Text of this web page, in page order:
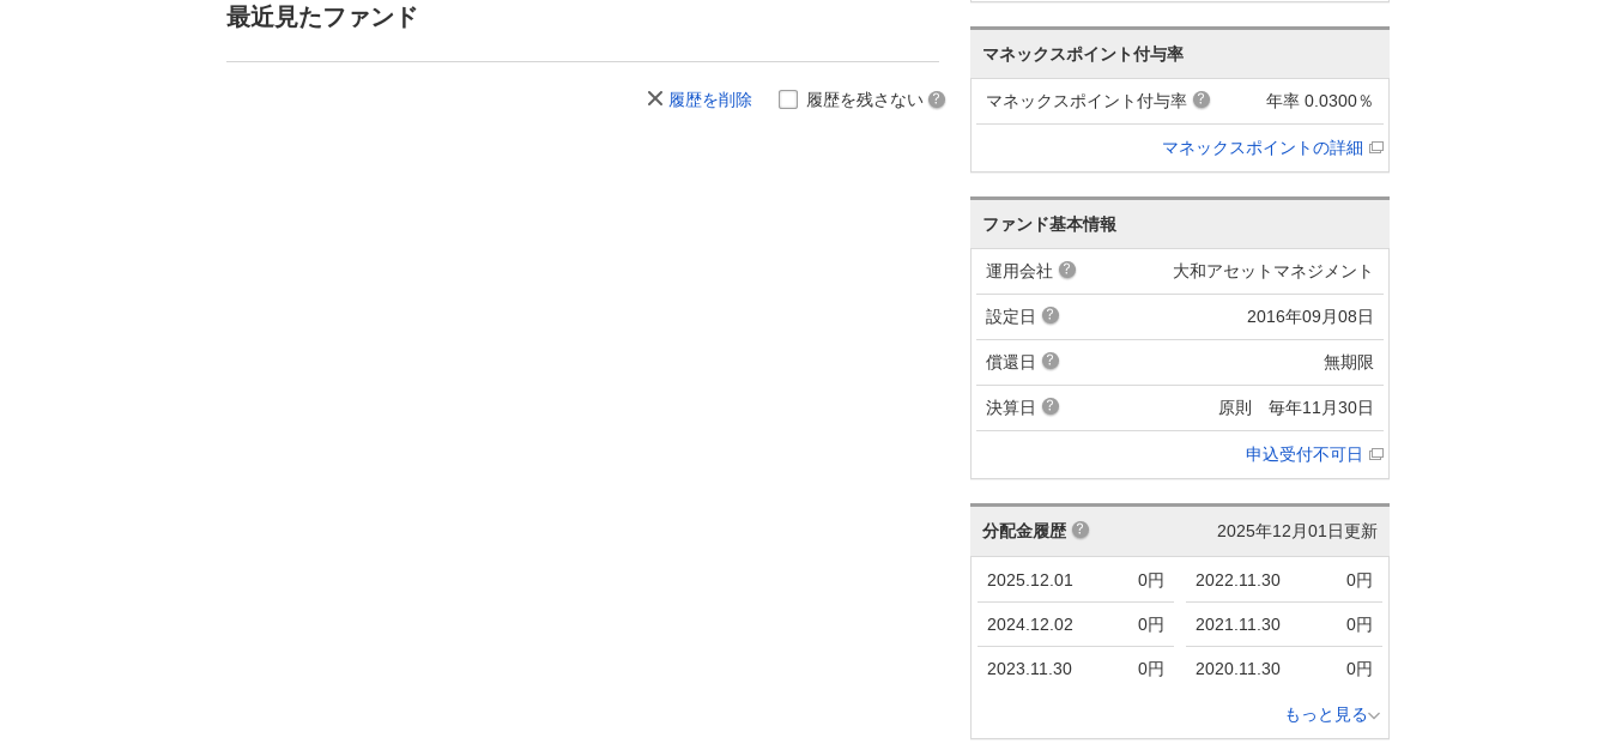
最近見たファンド
履歴を削除 履歴を残さない
マネックスポイント付与率
マネックスポイント付与率 年率 0.0300％
マネックスポイントの詳細
ファンド基本情報
運用会社 大和アセットマネジメント
設定日 2016年09月08日
償還日 無期限
決算日 原則 毎年11月30日
申込受付不可日
2025年12月01日更新
分配金履歴
2025.12.01 0円
2024.12.02 0円
2023.11.30 0円
2022.11.30 0円
2021.11.30 0円
2020.11.30 0円
もっと見る